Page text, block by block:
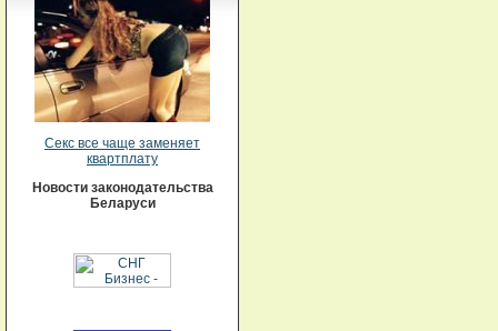
Секс все чаще заменяет
квартплату
Новости законодательства
Беларуси